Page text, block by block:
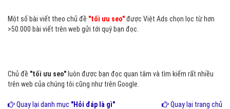
Một số bài viết theo chủ đề "tối ưu seo"được Việt Ads chọn lọc từ hơn
>50.000 bài viết trên web gửi tới quý bạn đọc.
Chủ đề "tối ưu seo" luôn được bạn đọc quan tâm và tìm kiếm rất nhiều
trên web của chúng tôi cũng như trên Google.
Quay lại danh mục "Hỏi đáp là gì" Quay lại trang chủ